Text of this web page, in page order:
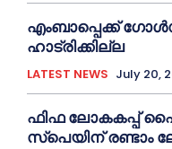
എംബാപ്പെക്ക്
ഹാട്രിക്കില്ല
LATEST NEWS July 20,
ഫിഫ ലോകകപ്പ്
സ്പെയിന് രണ്ടാം